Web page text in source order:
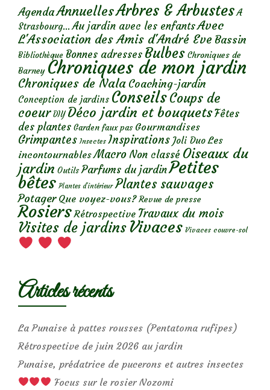
AgendaAnnuellesArbres & Arbustes A
Strasbourg... Au jardin avec les enfantsAvec
L'Association des Amis d'André Eve Bassin
Bibliothèque Bonnes adresses Bulbes Chroniques de
Barney Chroniques de mon jardin
Chroniques de Nala Coaching-jardin
Conception de jardins ConseilsCoups de
coeur DIY Déco jardin et bouquetsFêtes
des plantes Garden faux pas Gourmandises
Grimpantes Insectes Inspirations Joli Duo Les
incontournables Macro Non classé Oiseaux du
jardin Outils Parfums du jardinPetites
bêtes Plantes d’intérieur Plantes sauvages
Potager Que voyez-vous? Revue de presse
Rosiers Rétrospective Travaux du mois
Visites de jardins Vivaces Vivaces couvre-sol
Articles récents
La Punaise à pattes rousses (Pentatoma rufipes)
Rétrospective de juin 2026 au jardin
Punaise, prédatrice de pucerons et autres insectes
Focus sur le rosier Nozomi